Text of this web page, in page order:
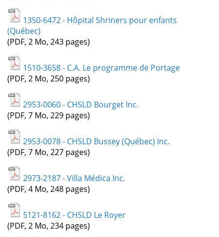
1350-6472 - Hôpital Shriners pour enfants
(Québec)
(PDF, 2 Mo, 243 pages)
1510-3658 - C.A. Le programme de Portage
(PDF, 2 Mo, 250 pages)
2953-0060 - CHSLD Bourget Inc.
(PDF, 7 Mo, 229 pages)
2953-0078 - CHSLD Bussey (Québec) Inc.
(PDF, 7 Mo, 227 pages)
2973-2187 - Villa Médica Inc.
(PDF, 4 Mo, 248 pages)
5121-8162 - CHSLD Le Royer
(PDF, 2 Mo, 234 pages)